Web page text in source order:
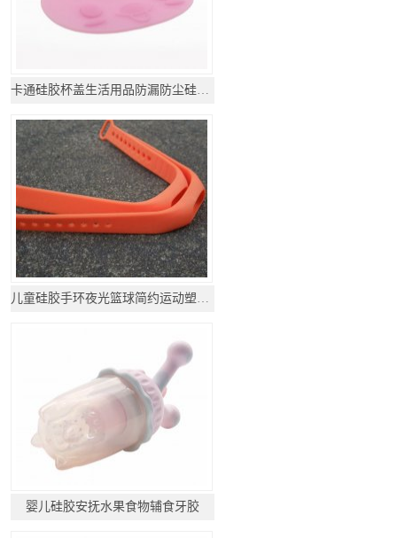
卡通硅胶杯盖生活用品防漏防尘硅胶杯盖
儿童硅胶手环夜光篮球简约运动塑胶橡胶
婴儿硅胶安抚水果食物辅食牙胶